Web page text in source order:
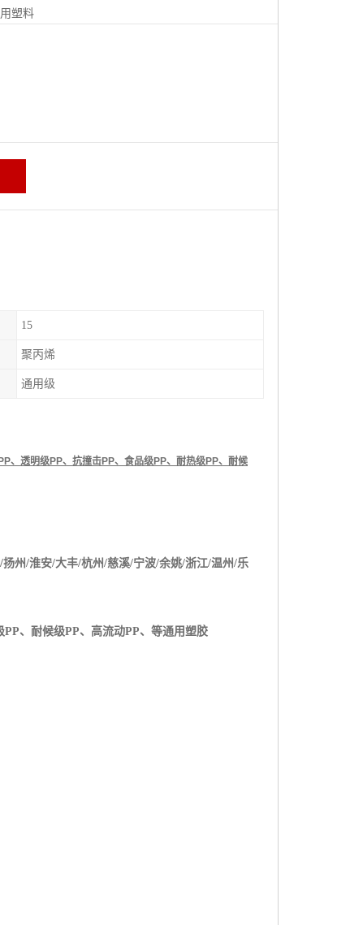
塑料
15
聚丙烯
通用级
PP、透明级PP、抗撞击PP、食品级PP、耐热级PP、耐候
/扬州/淮安/大丰/杭州/慈溪/宁波/余姚/浙江/温州/乐
PP、耐候级PP、高流动PP、等通用塑胶